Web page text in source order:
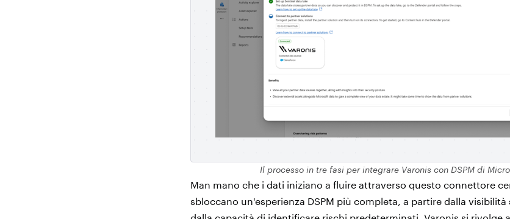
Il processo in tre fasi per integrare Varonis con DSPM di
Man mano che i dati iniziano a fluire attraverso questo connettore
sbloccano un'esperienza DSPM più completa, a partire dalla